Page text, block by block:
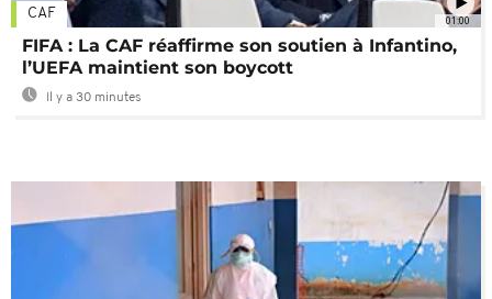
01:00
CAF
FIFA : La CAF réaffirme son soutien à Infantino,
l’UEFA maintient son boycott
Il y a 30 minutes